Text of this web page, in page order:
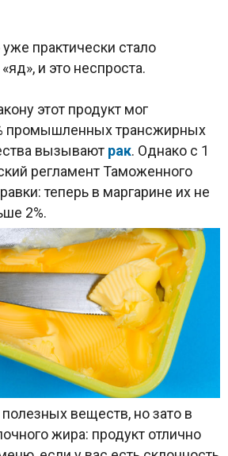
практически стало
и это неспроста.
этот продукт мог
промышленных трансжирных
вызывают рак. Однако с 1
регламент Таможенного
теперь в маргарине их не
2%.
веществ, но зато в
жира: продукт отлично